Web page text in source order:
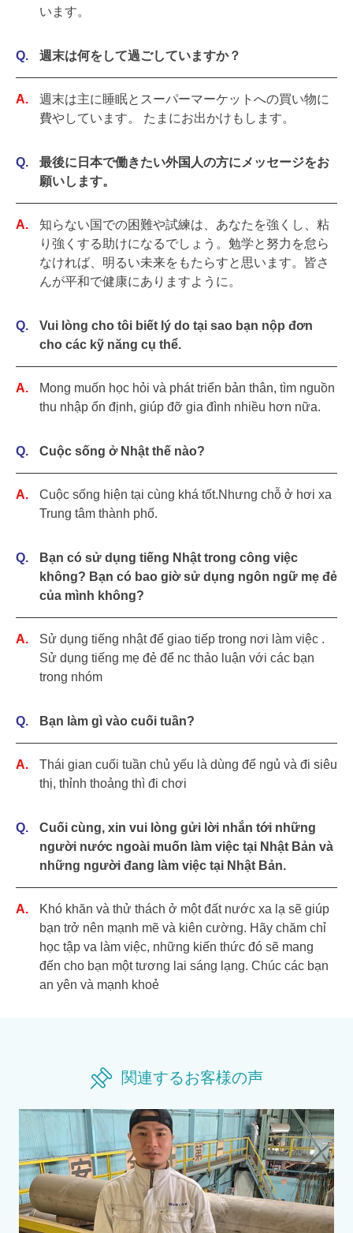
います。
週末は何をして過ごしていますか？
週末は主に睡眠とスーパーマーケットへの買い物に
費やしています。 たまにお出かけもします。
最後に日本で働きたい外国人の方にメッセージをお
願いします。
知らない国での困難や試練は、あなたを強くし、粘
り強くする助けになるでしょう。勉学と努力を怠ら
なければ、明るい未来をもたらすと思います。皆さ
んが平和で健康にありますように。
Vui lòng cho tôi biết lý do tại sao bạn nộp đơn
cho các kỹ năng cụ thể.
Mong muốn học hỏi và phát triển bản thân, tìm nguồn
thu nhập ổn định, giúp đỡ gia đình nhiều hơn nữa.
Cuộc sống ở Nhật thế nào?
Cuộc sống hiện tại cùng khá tốt.Nhưng chỗ ở hơi xa
Trung tâm thành phố.
Bạn có sử dụng tiếng Nhật trong công việc
không? Bạn có bao giờ sử dụng ngôn ngữ mẹ đẻ
của mình không?
Sử dụng tiếng nhật để giao tiếp trong nơi làm việc .
Sử dụng tiếng mẹ đẻ để nc thảo luận với các bạn
trong nhóm
Bạn làm gì vào cuối tuần?
Thái gian cuối tuần chủ yếu là dùng để ngủ và đi siêu
thị, thỉnh thoảng thì đi chơi
Cuối cùng, xin vui lòng gửi lời nhắn tới những
người nước ngoài muốn làm việc tại Nhật Bản và
những người đang làm việc tại Nhật Bản.
Khó khăn và thử thách ở một đất nước xa lạ sẽ giúp
bạn trở nên mạnh mẽ và kiên cường. Hãy chăm chỉ
học tập va làm việc, những kiến thức đó sẽ mang
đến cho bạn một tương lai sáng lạng. Chúc các bạn
an yên và mạnh khoẻ
関連するお客様の声